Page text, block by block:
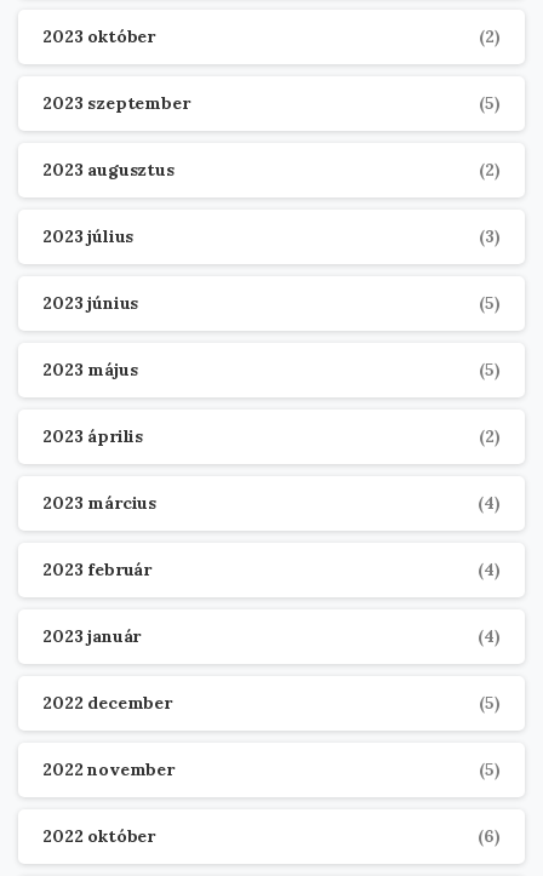
2023 október (2)
2023 szeptember (5)
2023 augusztus (2)
2023 július (3)
2023 június (5)
2023 május (5)
2023 április (2)
2023 március (4)
2023 február (4)
2023 január (4)
2022 december (5)
2022 november (5)
2022 október (6)